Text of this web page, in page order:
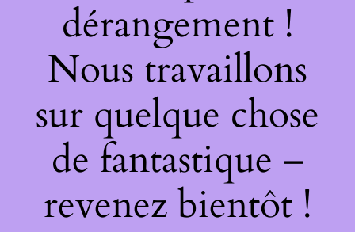
dérangement !
Nous travaillons
sur quelque chose
de fantastique –
revenez bientôt !